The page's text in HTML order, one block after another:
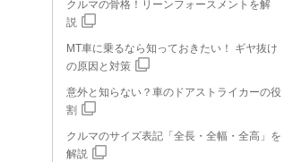
クルマの骨格！リーンフォースメントを解
説
MT車に乗るなら知っておきたい！ ギヤ抜け
の原因と対策
意外と知らない？車のドアストライカーの役
割
クルマのサイズ表記「全長・全幅・全高」を
解説